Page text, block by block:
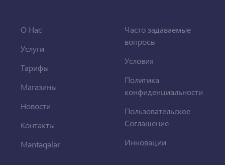
О Нас
Услуги
Тарифы
Магазины
Новости
Контакты
Məntəqələr
Часто задаваемые
вопросы
Условия
Политика
конфиденциальности
Пользовательское
Соглашение
Инновации